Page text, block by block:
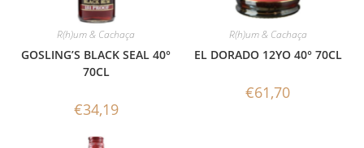
R(h)um & Cachaça
GOSLING’S BLACK SEAL 40°
70CL
€34,19
R(h)um & Cachaça
EL DORADO 12YO 40° 70CL
€61,70